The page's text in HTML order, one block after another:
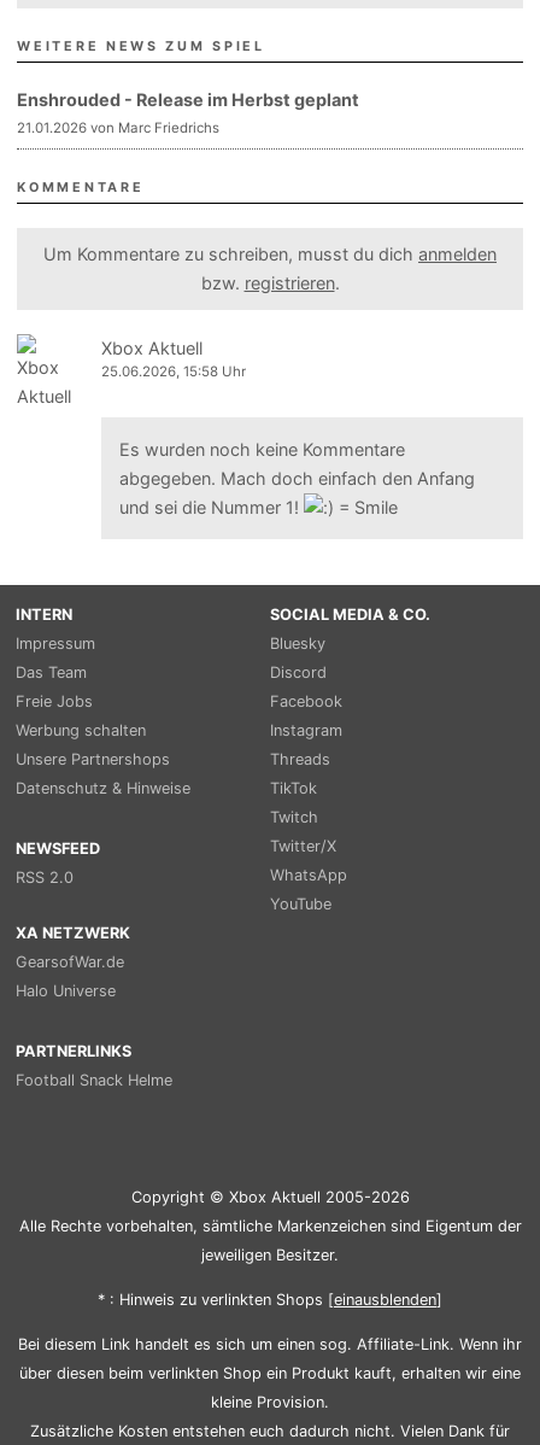
WEITERE NEWS ZUM SPIEL
Enshrouded - Release im Herbst geplant
21.01.2026 von Marc Friedrichs
KOMMENTARE
Um Kommentare zu schreiben, musst du dich anmelden
bzw. registrieren.
Xbox Aktuell
25.06.2026, 15:58 Uhr
Es wurden noch keine Kommentare
abgegeben. Mach doch einfach den Anfang
und sei die Nummer 1!
INTERN
Impressum
Das Team
Freie Jobs
Werbung schalten
Unsere Partnershops
Datenschutz & Hinweise
NEWSFEED
RSS 2.0
SOCIAL MEDIA & CO.
Bluesky
Discord
Facebook
Instagram
Threads
TikTok
Twitch
Twitter/X
WhatsApp
YouTube
XA NETZWERK
GearsofWar.de
Halo Universe
PARTNERLINKS
Football Snack Helme
Copyright © Xbox Aktuell 2005-2026
Alle Rechte vorbehalten, sämtliche Markenzeichen sind Eigentum der
jeweiligen Besitzer.
* : Hinweis zu verlinkten Shops [einausblenden]
Bei diesem Link handelt es sich um einen sog. Affiliate-Link. Wenn ihr
über diesen beim verlinkten Shop ein Produkt kauft, erhalten wir eine
kleine Provision.
Zusätzliche Kosten entstehen euch dadurch nicht. Vielen Dank für